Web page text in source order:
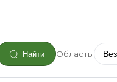
Найти Область: